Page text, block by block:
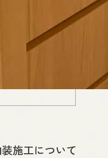
施工について